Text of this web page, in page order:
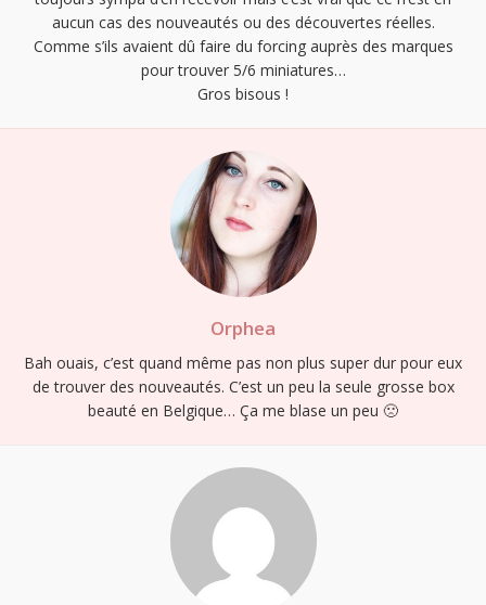
S'INSCRIRE
aucun cas des nouveautés ou des découvertes réelles.
Comme s’ils avaient dû faire du forcing auprès des marques
pour trouver 5/6 miniatures…
Gros bisous !
Orphea
Bah ouais, c’est quand même pas non plus super dur pour eux
de trouver des nouveautés. C’est un peu la seule grosse box
beauté en Belgique… Ça me blase un peu 🙁